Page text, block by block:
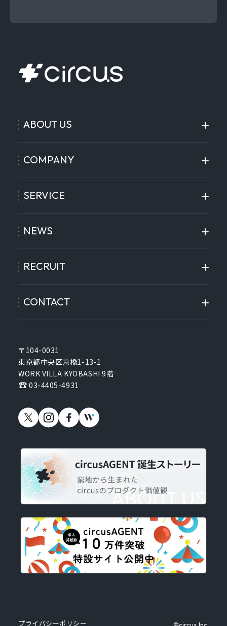
〒104-0031
東京都中央区京橋1-13-1
WORK VILLA KYOBASHI 9階
03-4405-4931
ABOUT US
COMPANY
SERVICE
NEWS
RECRUIT
CONTACT
プライバシーポリシー ©circus,Inc.